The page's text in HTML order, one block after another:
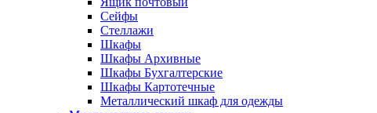
Сейфы
Стеллажи
Шкафы
Шкафы Архивные
Шкафы Бухгалтерские
Шкафы Картотечные
Металлический шкаф для одежды